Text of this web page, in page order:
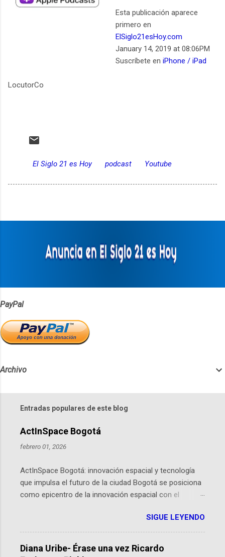
Esta publicación aparece
primero en
ElSiglo21esHoy.com
January 14, 2019 at 08:06PM
Suscríbete en iPhone / iPad
LocutorCo
El Siglo 21 es Hoy podcast Youtube
PayPal
Archivo
Entradas populares de este blog
ActInSpace Bogotá
febrero 01, 2026
ActInSpace Bogotá: innovación espacial y tecnología
que impulsa el futuro de la ciudad Bogotá se posiciona
como epicentro de la innovación espacial con el
hackathon global que convierte tecnologías de la
Agencia Espacial Europea en soluciones prácticas para
la vida cotidiana. Este evento, organizado por el
Planetario de Bogotá del Idartes y la Universidad de los
SIGUE LEYENDO
Diana Uribe- Érase una vez Ricardo